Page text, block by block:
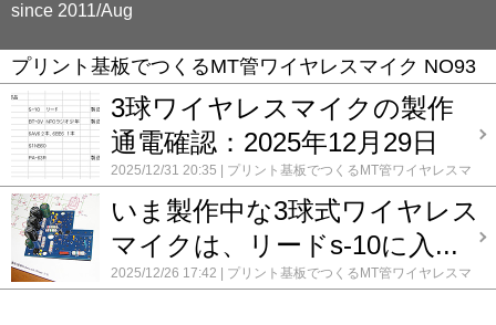
since 2011/Aug
プリント基板でつくるMT管ワイヤレスマイク NO93
3球ワイヤレスマイクの製作
通電確認：2025年12月29日
2025/12/31 20:35
プリント基板でつくるMT管ワイヤレスマ
イク NO93
コメント(0)
いま製作中な3球式ワイヤレス
マイクは、リードs-10に入...
2025/12/26 17:42
プリント基板でつくるMT管ワイヤレスマ
イク NO93
コメント(0)